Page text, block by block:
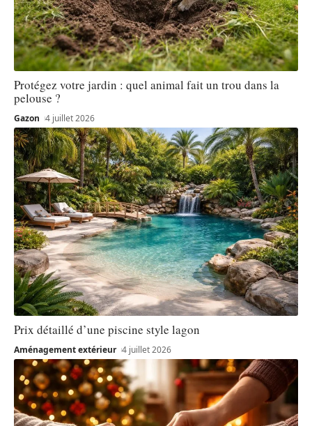
Protégez votre jardin : quel animal fait un trou dans la
pelouse ?
Gazon 4 juillet 2026
Prix détaillé d’une piscine style lagon
Aménagement extérieur 4 juillet 2026